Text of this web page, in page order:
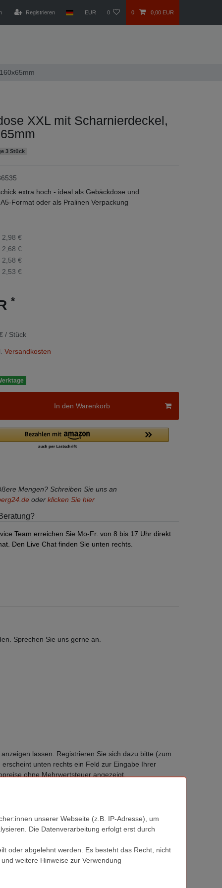
Registrieren EUR 0 0 0,00 EUR
XXL mit Scharnierdeckel,
3 Stück
extra hoch - ideal als Gebäckdose und
Format oder als Pralinen Verpackung
2,98 €
2,68 €
2,58 €
2,53 €
*
/ Stück
Versandkosten
In den Warenkorb
Mengen? Schreiben Sie uns an
oder klicken Sie hier
Team erreichen Sie Mo-Fr. von 8 bis 17 Uhr direkt
Den Live Chat finden Sie unten rechts.
Sprechen Sie uns gerne an.
lassen. Registrieren Sie sich dazu bitte (zum
unten rechts ein Feld zur Eingabe Ihrer
ohne Mehrwertsteuer angezeigt.
Sie uns bittehier.
unserer Webseite (z.B. IP-Adresse), um
Die Datenverarbeitung erfolgt erst durch
oder abgelehnt werden. Es besteht das Recht, nicht
und weitere Hinweise zur Verwendung